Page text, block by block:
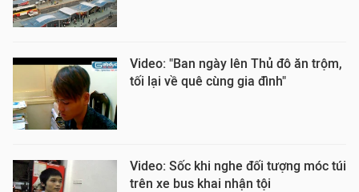
Video: "Ban ngày lên Thủ đô ăn trộm,
tối lại về quê cùng gia đình"
Video: Sốc khi nghe đối tượng móc túi
trên xe bus khai nhận tội